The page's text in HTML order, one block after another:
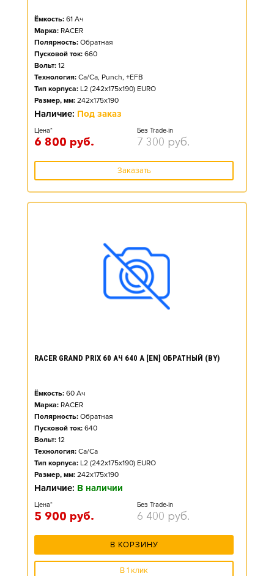
Ёмкость: 61 Ач
Марка: RACER
Полярность: Обратная
Пусковой ток: 660
Вольт: 12
Технология: Ca/Ca, Punch, +EFB
Тип корпуса: L2 (242x175x190) EURO
Размер, мм: 242x175x190
Наличие: Под заказ
Цена*
6 800 руб.
Без Trade-in
7 300 руб.
Заказать
RACER GRAND PRIX 60 АЧ 640 А [EN] ОБРАТНЫЙ (BY)
Ёмкость: 60 Ач
Марка: RACER
Полярность: Обратная
Пусковой ток: 640
Вольт: 12
Технология: Ca/Ca
Тип корпуса: L2 (242x175x190) EURO
Размер, мм: 242x175x190
Наличие: В наличии
Цена*
5 900 руб.
Без Trade-in
6 400 руб.
В КОРЗИНУ
В 1 клик